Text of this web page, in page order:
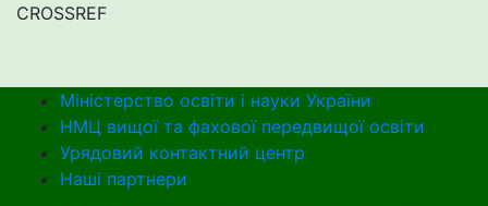
CROSSREF
Міністерство освіти і науки України
НМЦ вищої та фахової передвищої освіти
Урядовий контактний центр
Наші партнери